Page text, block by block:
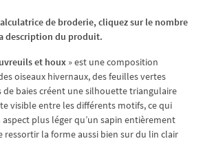
de broderie, cliquez sur le nombre
description du produit.
et houx » est une composition
oiseaux hivernaux, des feuilles vertes
de baies créent une silhouette triangulaire
visible entre les différents motifs, ce qui
plus léger qu’un sapin entièrement
ressortir la forme aussi bien sur du lin clair